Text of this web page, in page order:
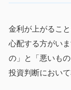
金利が上がるこ
心配する方がい
の」と「悪いも
投資判断におい